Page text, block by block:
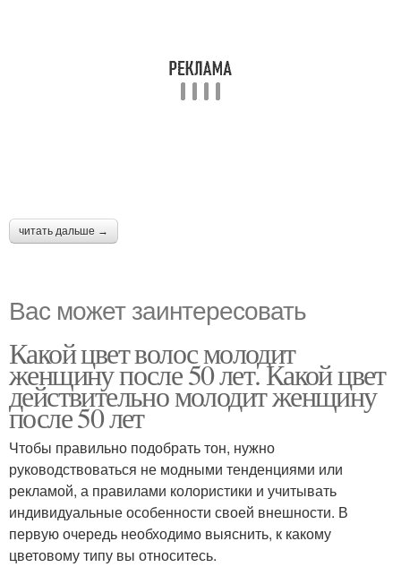
читать дальше →
Вас может заинтересовать
Какой цвет волос молодит
женщину после 50 лет. Какой цвет
действительно молодит женщину
после 50 лет
Чтобы правильно подобрать тон, нужно
руководствоваться не модными тенденциями или
рекламой, а правилами колористики и учитывать
индивидуальные особенности своей внешности. В
первую очередь необходимо выяснить, к какому
цветовому типу вы относитесь.